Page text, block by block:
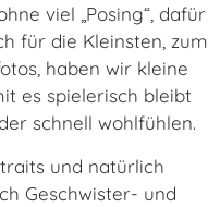
viel „Posing“, dafür
für die Kleinsten, zum
haben wir kleine
es spielerisch bleibt
schnell wohlfühlen.
und natürlich
Geschwister- und